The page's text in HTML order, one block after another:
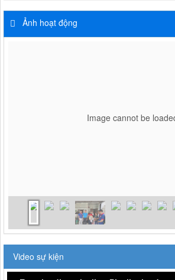
Ảnh hoạt động
Image cannot be
Video sự kiện